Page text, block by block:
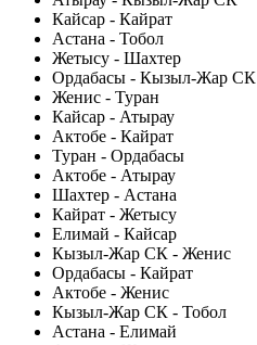
Кайсар - Кайрат
Астана - Тобол
Жетысу - Шахтер
Ордабасы - Кызыл-Жар СК
Женис - Туран
Кайсар - Атырау
Актобе - Кайрат
Туран - Ордабасы
Актобе - Атырау
Шахтер - Астана
Кайрат - Жетысу
Елимай - Кайсар
Кызыл-Жар СК - Женис
Ордабасы - Кайрат
Актобе - Женис
Кызыл-Жар СК - Тобол
Астана - Елимай